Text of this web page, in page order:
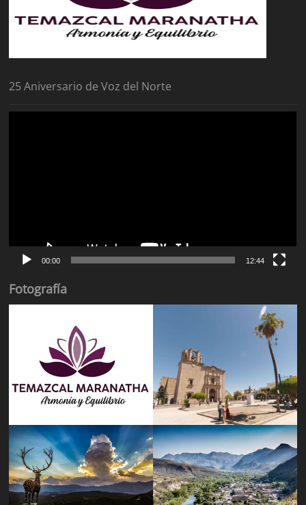
25 Aniversario de Voz del Norte
00:00 12:44
Fotografía